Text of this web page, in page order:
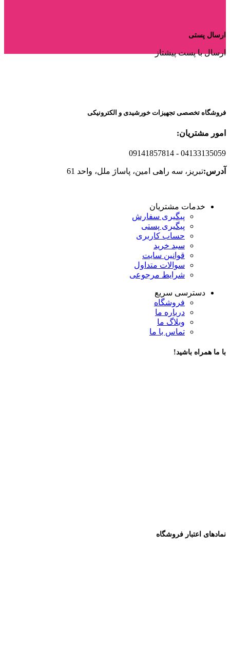
ارسال پستی
ارسال با پست پیشتاز
فروشگاه تخصصی تجهیزات خورشیدی و الکترونیکی
امور مشتریان:
- 04133135059
09141857814
آدرس:تبریز، سه راهی امین، پاساژ ملل، واحد 61
خدمات مشتریان
پیگیری سفارش
پیگیری پستی
حساب کاربری
سبد خرید
قوانین سایت
سوالات متداول
شرایط مرجوعی
دسترسی سریع
فروشگاه
درباره ما
وبلاگ ما
تماس با ما
با ما همراه باشید!
نمادهای اعتبار فروشگاه